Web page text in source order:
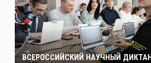
ВСЕРОССИЙСКИЙ НАУЧНЫЙ